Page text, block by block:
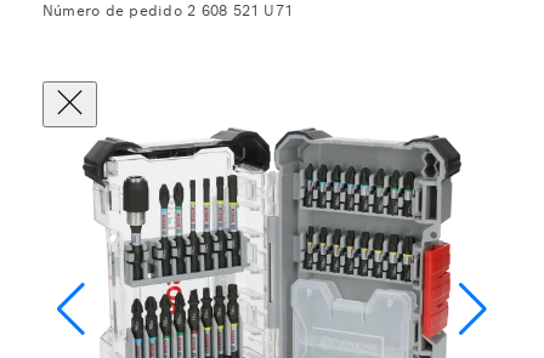
Número de pedido 2 608 521 U71